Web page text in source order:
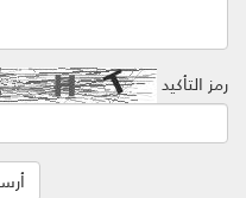
رمز التأكيد